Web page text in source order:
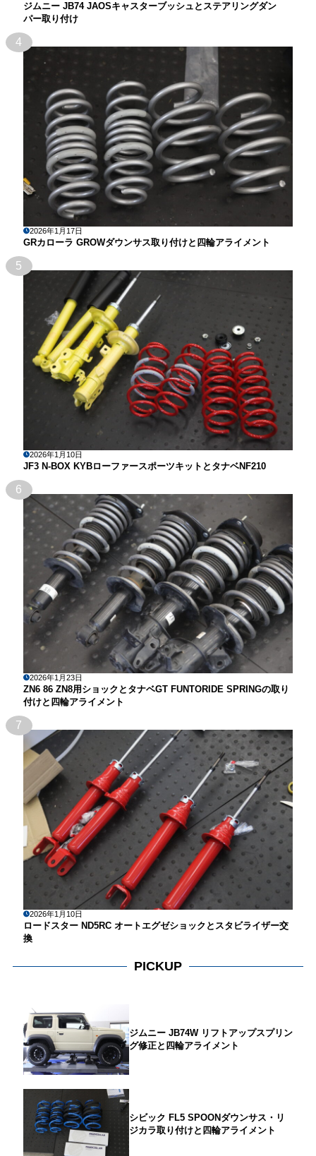
ジムニー JB74 JAOSキャスターブッシュとステアリングダン
パー取り付け
4
2026年1月17日
GRカローラ GROWダウンサス取り付けと四輪アライメント
5
2026年1月10日
JF3 N-BOX KYBローファースポーツキットとタナベNF210
6
2026年1月23日
ZN6 86 ZN8用ショックとタナベGT FUNTORIDE SPRINGの取り
付けと四輪アライメント
7
2026年1月10日
ロードスター ND5RC オートエグゼショックとスタビライザー交
換
PICKUP
ジムニー JB74W リフトアップスプリン
グ修正と四輪アライメント
シビック FL5 SPOONダウンサス・リ
ジカラ取り付けと四輪アライメント